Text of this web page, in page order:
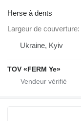
Herse à dents
Largeur de couverture
Ukraine, Kyiv
TOV «FERM Ye»